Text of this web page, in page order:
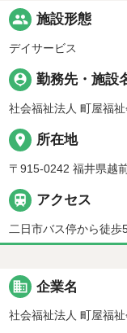
people 施設形態
デイサービス
person_pin 勤務先・施設
社会福祉法人 町屋福
place 所在地
〒915-0242 福井県越
 アクセス
二日市バス停から徒歩
business 企業名
社会福祉法人 町屋福祉